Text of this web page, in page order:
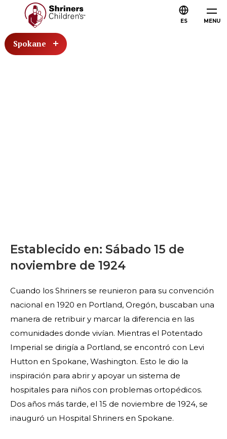
MENU
ES
Spokane
Establecido en: Sábado 15 de
noviembre de 1924
Cuando los Shriners se reunieron para su convención
nacional en 1920 en Portland, Oregón, buscaban una
manera de retribuir y marcar la diferencia en las
comunidades donde vivían. Mientras el Potentado
Imperial se dirigía a Portland, se encontró con Levi
Hutton en Spokane, Washington. Esto le dio la
inspiración para abrir y apoyar un sistema de
hospitales para niños con problemas ortopédicos.
Dos años más tarde, el 15 de noviembre de 1924, se
inauguró un Hospital Shriners en Spokane.